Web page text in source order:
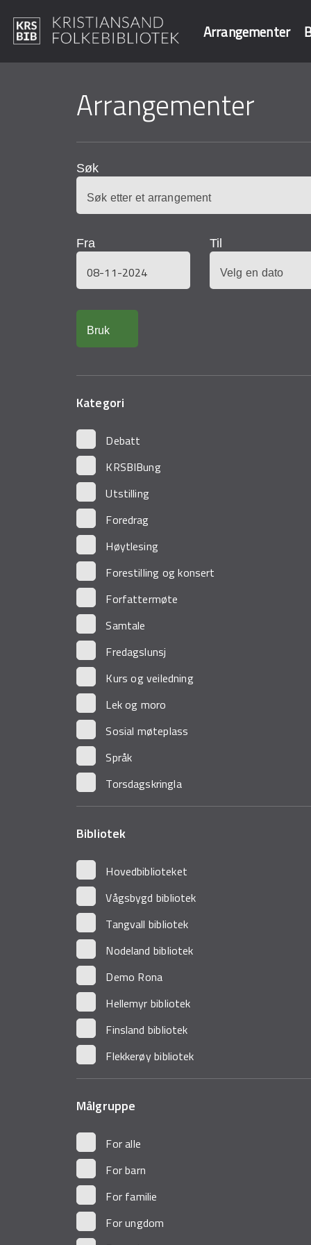
Arrangementer
Søk i våre
Arrangementer
Søk
Fra
Til
Kategori
Debatt
KRSBIBung
Utstilling
Foredrag
Høytlesing
Forestilling og konsert
Forfattermøte
Samtale
Fredagslunsj
Kurs og veiledning
Lek og moro
Sosial møteplass
Språk
Torsdagskringla
Bibliotek
Hovedbiblioteket
Vågsbygd bibliotek
Tangvall bibliotek
Nodeland bibliotek
Demo Rona
Hellemyr bibliotek
Finsland bibliotek
Flekkerøy bibliotek
Målgruppe
For alle
For barn
For familie
For ungdom